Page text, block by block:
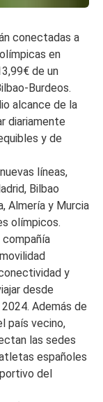
conectadas a
en
de un
Burdeos.
alcance de la
diariamente
y de
líneas,
Bilbao
Almería y Murcia
olímpicos.
compañía
y
desde
Además de
país vecino,
las sedes
españoles
del